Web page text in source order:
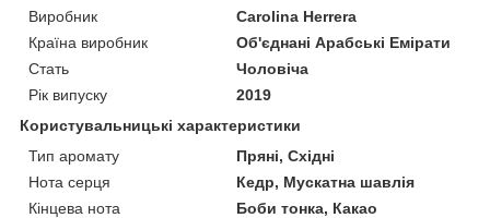
Виробник
Carolina Herrera
Країна виробник
Об'єднані Арабські Емірати
Стать
Чоловіча
Рік випуску
2019
Користувальницькі характеристики
Тип аромату
Пряні, Східні
Нота серця
Кедр, Мускатна шавлія
Кінцева нота
Боби тонка, Какао